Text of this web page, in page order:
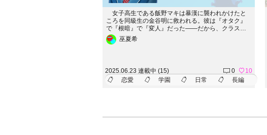
女子高生である飯野マキは暴漢に襲われかけたと
ころを同級生の金谷明に救われる。彼は『オタク』
で『根暗』で『変人』だった――だから、クラスメ
イトからも嫌煙されていた。次の日、マキは助けて
もらったお礼に弁当を明に作って差し出すのだ
イトで連載中！●作者個人サイト「かわらや」（http
s://knkawaraya.net/worlds/kanaya/）●pixiv
巫夏希
2025.06.23 連載中 (15) 0
10
恋愛
学園 日常 長編